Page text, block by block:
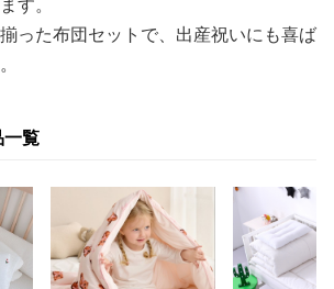
った布団セットで、出産祝いにも喜ば
覧